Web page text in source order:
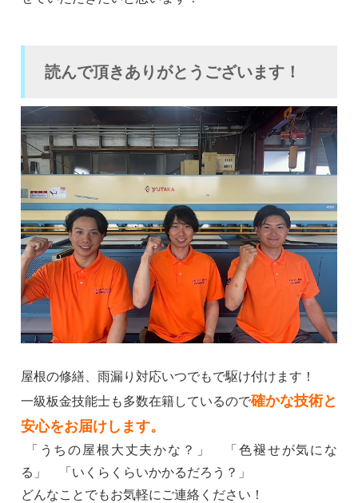
読んで頂きありがとうございます！
屋根の修繕、雨漏り対応いつでもで駆け付けます！
一級板金技能士も多数在籍しているので確かな技術と
安心をお届けします。
「うちの屋根大丈夫かな？」 「色褪せが気にな
る」 「いくらくらいかかるだろう？」
どんなことでもお気軽にご連絡ください！